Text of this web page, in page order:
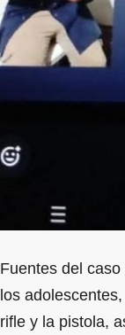
Fuentes del
los
rifle y la pistola,